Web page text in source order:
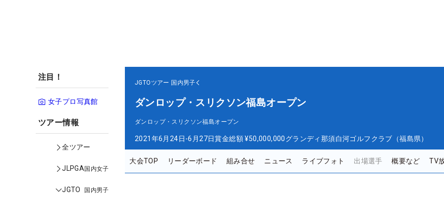
注目！
女子プロ写真館
ツアー情報
全ツアー
JLPGA国内女子
JGTO 国内男子
JGTOツアー 国内男子
ダンロップ・スリクソン福島オープン
ダンロップ・スリクソン福島オープン
2021年6月24日-6月27日賞金総額 ¥50,000,000グランディ那須白河ゴルフクラブ（福島県）
大会TOP リーダーボード 組み合せ ニュース ライブフォト 出場選手 概要など TV